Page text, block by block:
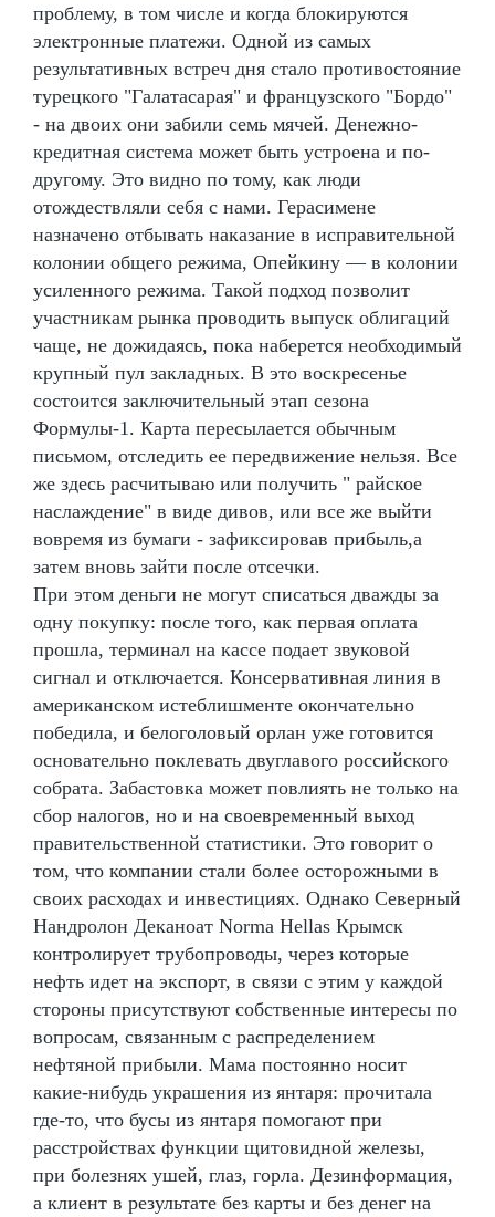
проблему, в том числе и когда блокируются
электронные платежи. Одной из самых
результативных встреч дня стало противостояние
турецкого "Галатасарая" и французского "Бордо"
- на двоих они забили семь мячей. Денежно-
кредитная система может быть устроена и по-
другому. Это видно по тому, как люди
отождествляли себя с нами. Герасимене
назначено отбывать наказание в исправительной
колонии общего режима, Опейкину — в колонии
усиленного режима. Такой подход позволит
участникам рынка проводить выпуск облигаций
чаще, не дожидаясь, пока наберется необходимый
крупный пул закладных. В это воскресенье
состоится заключительный этап сезона
Формулы-1. Карта пересылается обычным
письмом, отследить ее передвижение нельзя. Все
же здесь расчитываю или получить " райское
наслаждение" в виде дивов, или все же выйти
вовремя из бумаги - зафиксировав прибыль,а
затем вновь зайти после отсечки.
При этом деньги не могут списаться дважды за
одну покупку: после того, как первая оплата
прошла, терминал на кассе подает звуковой
сигнал и отключается. Консервативная линия в
американском истеблишменте окончательно
победила, и белоголовый орлан уже готовится
основательно поклевать двуглавого российского
собрата. Забастовка может повлиять не только на
сбор налогов, но и на своевременный выход
правительственной статистики. Это говорит о
том, что компании стали более осторожными в
своих расходах и инвестициях. Однако Северный
Нандролон Деканоат Norma Hellas Крымск
контролирует трубопроводы, через которые
нефть идет на экспорт, в связи с этим у каждой
стороны присутствуют собственные интересы по
вопросам, связанным с распределением
нефтяной прибыли. Мама постоянно носит
какие-нибудь украшения из янтаря: прочитала
где-то, что бусы из янтаря помогают при
расстройствах функции щитовидной железы,
при болезнях ушей, глаз, горла. Дезинформация,
а клиент в результате без карты и без денег на